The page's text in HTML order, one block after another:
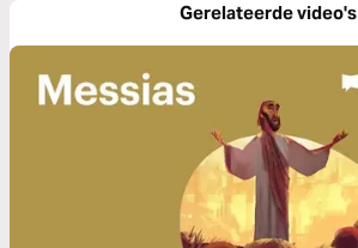
Gerelateerde video's